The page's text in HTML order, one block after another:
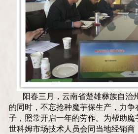
阳春三月，云南省楚雄彝族自治
的同时，不忘抢种魔芋保生产，力争
子，照常开启一年的劳作。为帮助魔
世科姆市场技术人员会同当地经销商